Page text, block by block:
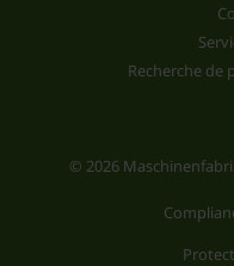
Recherche de
© 2026